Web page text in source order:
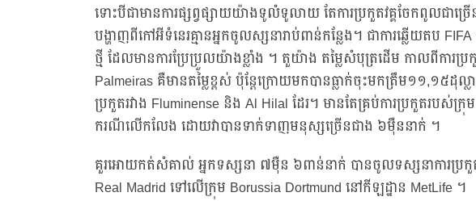
ទោះបីជាមានការផ្សព្វផ្សាយយ៉ាងទូលំទូលាយ តែការប្រកួតវគ្គចែកពូលជាច្រ
បង្ហាញពីកៅអីទំនេរគ្មានអ្នកចូលស្សនារាប់ពាន់កន្លែង។ ជាការឆ្លើយតប
ថ្មី ដែលមានការប្រែប្រួលយ៉ាងខ្លាំង ។ តួយ៉ាង តម្លៃសំបុត្រដើម កាលពីការ
Palmeiras គឺមានតម្លៃខ្ពស់ ប៉ុន្តែក្រោយមកបានធ្លាក់ចុះមកត្រឹម១១,១៥ដុល្
ប្រកួតរវាង Fluminense និង Al Hilal ដែរ។ មានតែគ្រប់ការប្រកួតរបស់ក្
ករណីលើកលែង ដោយវាបានទាក់ទាញមនុស្សច្រើនជាង ៦ម៉ឺននាក់ ។
គួរអោយកត់សំគាល់ អ្នកទស្សនា ៧ម៉ឺន ៦ពាន់នាក់ បានចូលទស្សនាការប្រ
Real Madrid ទៅលើក្រុម Borussia Dortmund នៅកីឡដ្ឋាន MetLife ។